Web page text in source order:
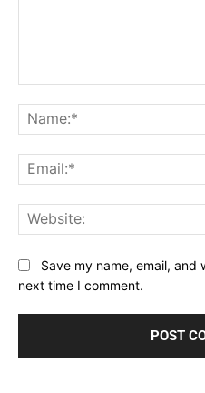
Save my name, email,
next time I comment.